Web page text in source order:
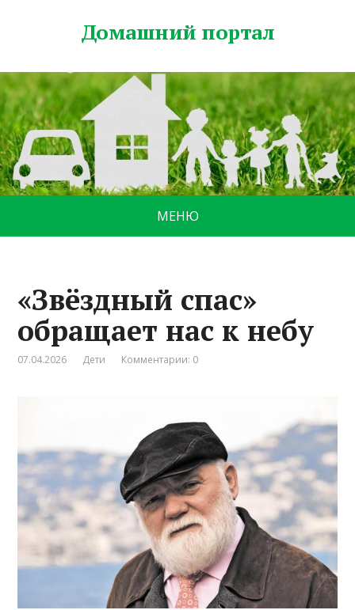
Домашний портал
МЕНЮ
«Звёздный спас»
обращает нас к небу
07.04.2026 Дети Комментарии: 0